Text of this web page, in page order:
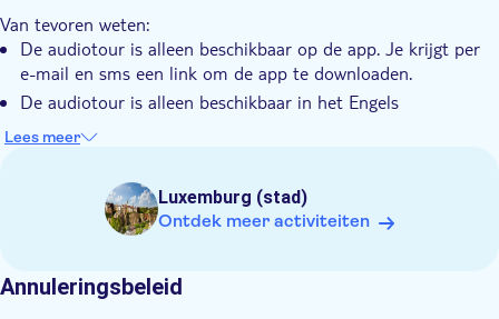
Van tevoren weten:
De audiotour is alleen beschikbaar op de app. Je krijgt per
e-mail en sms een link om de app te downloaden.
De audiotour is alleen beschikbaar in het Engels
Deze ervaring omvat alleen een audiogids. Toegangskaarten
Vergeet niet mee te nemen:
Koptelefoon
Lees meer
Luxemburg (stad)
Ontdek meer activiteiten
Annuleringsbeleid